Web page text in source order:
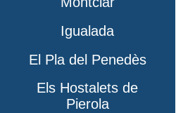
Igualada
El Pla del Penedès
Els Hostalets de
Pierola